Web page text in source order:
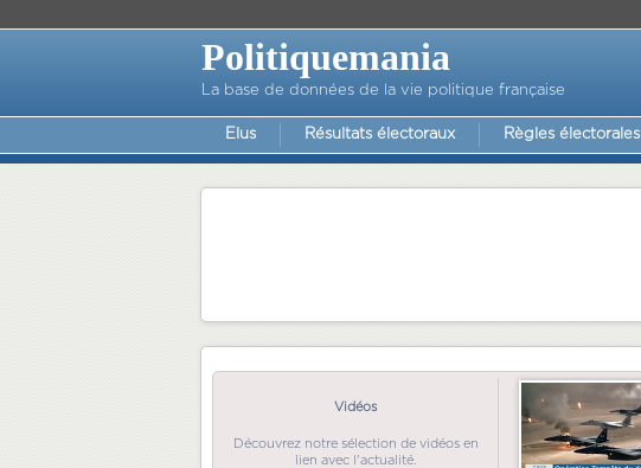
Politiquemania
La base de données de la vie politique française
Elus Résultats électoraux Règles électorales
Vidéos
Découvrez notre sélection de vidéos en
lien avec l'actualité.